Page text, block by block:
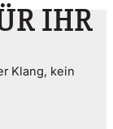
IHR
Klang, kein